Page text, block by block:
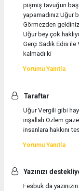
pişmiş tavuğun
yapamadınız Uğur
Görmezden
Uğur bey çok
Gerçi Sadık Edis
kalmadı ki
Yorumu Yanıtla
Taraftar
Uğur Vergili gibi
inşallah Özlem
insanlara hakkını
Yorumu Yanıtla
Yazınızı
Fesbuk da